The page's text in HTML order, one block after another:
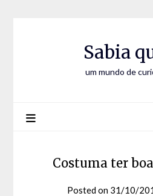
Sabia
um mundo de
Costuma ter
Posted on 31/10/